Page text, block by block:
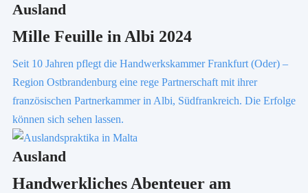
Ausland
Mille Feuille in Albi 2024
Seit 10 Jahren pflegt die Handwerkskammer Frankfurt (Oder) –
Region Ostbrandenburg eine rege Partnerschaft mit ihrer
französischen Partnerkammer in Albi, Südfrankreich. Die Erfolge
können sich sehen lassen.
Ausland
Handwerkliches Abenteuer am